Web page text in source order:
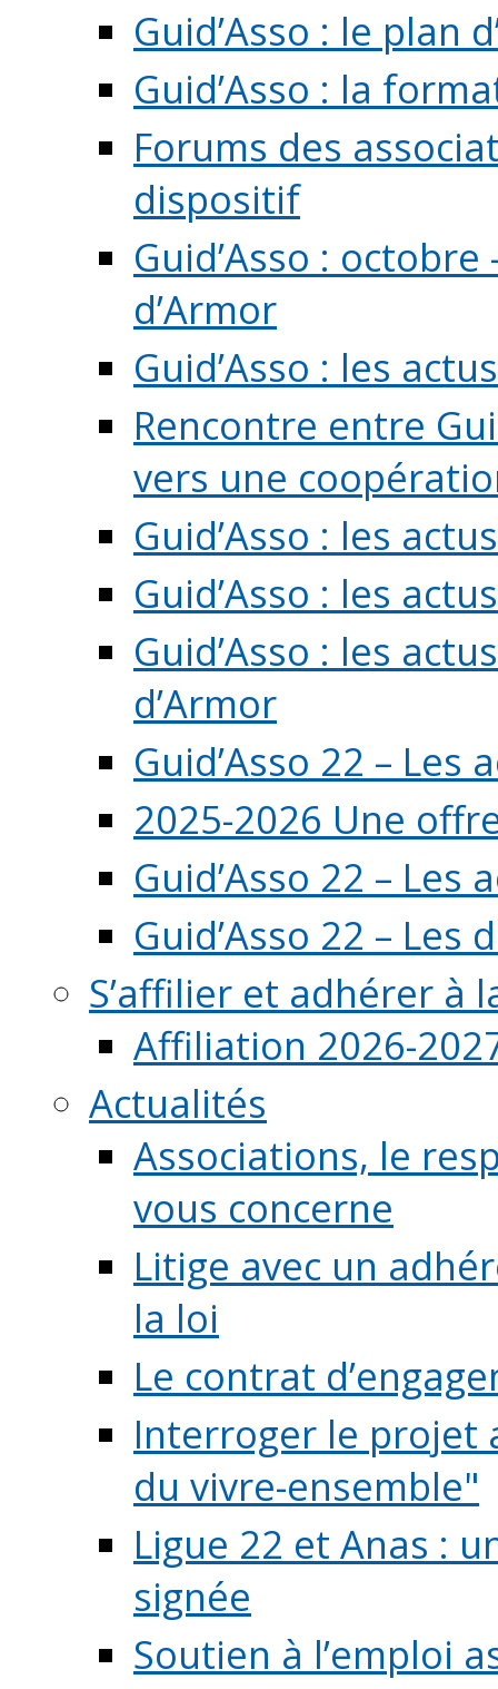
Guid’Asso : le plan
Guid’Asso : la
Forums des
dispositif
Guid’Asso :
d’Armor
Guid’Asso : les
Rencontre entre
vers une
Guid’Asso : les
Guid’Asso : les
Guid’Asso : les
d’Armor
Guid’Asso 22 – Les
2025-2026 Une
Guid’Asso 22 –
Guid’Asso 22 – Les
S’affilier et adhérer à
Affiliation 2026-
Actualités
Associations, le
vous concerne
Litige avec un
la loi
Le contrat
Interroger le projet
du vivre-ensemble"
Ligue 22 et Anas :
signée
Soutien à l’emploi